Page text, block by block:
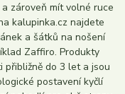
zároveň mít volné ruce
kalupinka.cz najdete
a šátků na nošení
Zaffiro. Produkty
přibližně do 3 let a jsou
postavení kyčlí